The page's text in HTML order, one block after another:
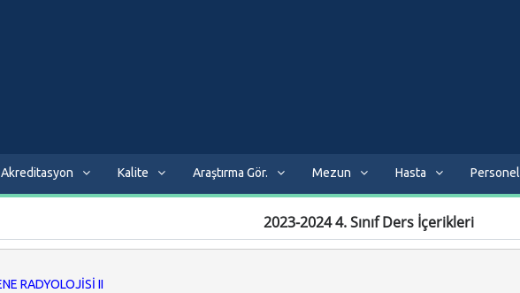
Akreditasyon Kalite Araştırma Gör. Mezun Hasta Personel
2023-2024 4. Sınıf Ders İçerikleri
RADYOLOJİSİ II